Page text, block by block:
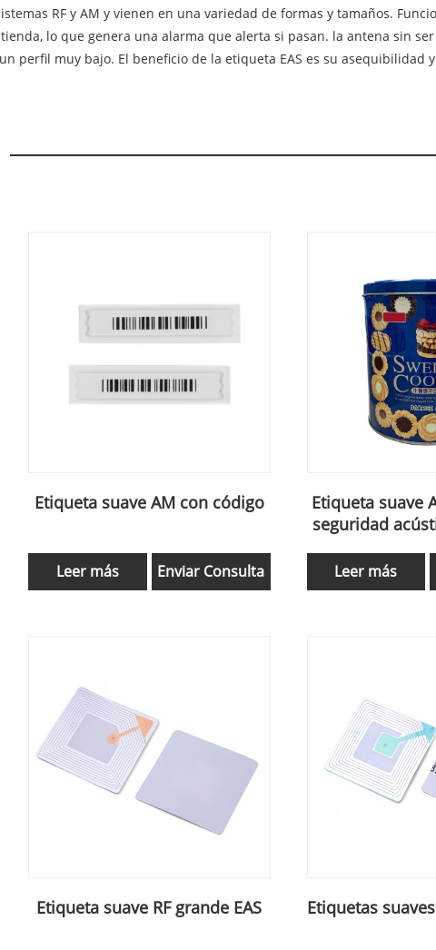
RF y AM y vienen en una variedad de formas y tamaños.
lo que genera una alarma que alerta si pasan. la antena sin
perfil muy bajo. El beneficio de la etiqueta EAS es su asequibilidad
Etiqueta suave AM con código
Leer más Enviar Consulta
Etiqueta suave
seguridad
Leer más
Etiqueta suave RF grande EAS Etiquetas